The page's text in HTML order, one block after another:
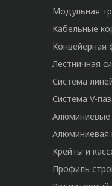
Модульная
Кабельные
Конвейерная
Лестничная
Система
Система V-
Крейты и
Профиль